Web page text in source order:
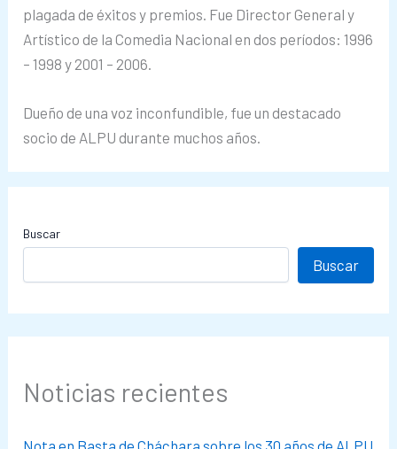
plagada de éxitos y premios. Fue Director General y
Artístico de la Comedia Nacional en dos períodos: 1996
– 1998 y 2001 – 2006.
Dueño de una voz inconfundible, fue un destacado
socio de ALPU durante muchos años.
Buscar
Buscar
Noticias recientes
Nota en Basta de Cháchara sobre los 30 años de ALPU